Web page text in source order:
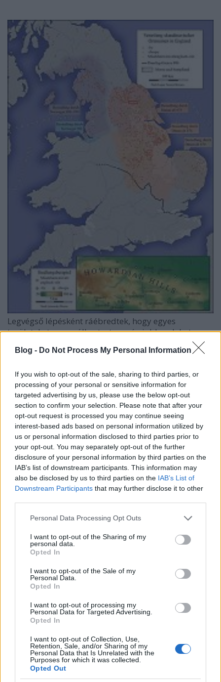
Blog - Do Not Process My Personal Information
If you wish to opt-out of the sale, sharing to third parties, or
processing of your personal or sensitive information for
targeted advertising by us, please use the below opt-out
section to confirm your selection. Please note that after your
opt-out request is processed you may continue seeing
interest-based ads based on personal information utilized by
us or personal information disclosed to third parties prior to
your opt-out. You may separately opt-out of the further
disclosure of your personal information by third parties on the
IAB’s list of downstream participants. This information may
also be disclosed by us to third parties on the IAB’s List of
Downstream Participants that may further disclose it to other
Please note that this website/app uses one or more Google
not limited to your visit or usage behaviour. You may click to
grant or deny consent to Google and its third-party tags to
use your data for below specified purposes in below Google
consent section.
Personal Data Processing Opt Outs
I want to opt-out of the Sharing of my
personal data.
Opted In
I want to opt-out of the Sale of my
Personal Data.
Opted In
I want to opt-out of processing my
Personal Data for Targeted Advertising.
Opted In
I want to opt-out of Collection, Use,
Retention, Sale, and/or Sharing of my
Personal Data that Is Unrelated with the
Purposes for which it was collected.
Opted Out
Legvégső lépésként ráébredtek, hogy egyes
területeket megszállva tartva még jobban lehet
adóztatni a helyieket, ellenőrizni a kereskedelmet,
elfoglalta az un. “nagy sereg”, akiket Ragnar dán
király fiai, Halfdan, Hubba és Ivar vezettek. Ők 20 (!)
évig turnéztak, bejárva gondosan a teljes, akkor még
négy királyságból álló Angliát, majd végül úgy
megszerették a tájat, hogy le is telepedtek. Különféle
viking csapatok még vagy 200 évig részesítették
előnyben a környéket, beleértve a többször szintén
teljesen meghódított Írországot is. Ezeken a helyeken
a kis királyságokban gyakran viking vezérek, vagy a
vikingek bábjaként uralkodó helyiek ültek a trónra.
(A térkép jobbra a skandináv eredetű helynevek
elterjedtségét mutatja.)